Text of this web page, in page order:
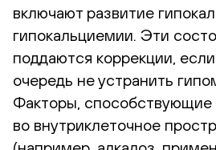
включают развитие
гипокальциемии. Эти
поддаются коррекции,
очередь не устранить
Факторы, способствующие
во внутриклеточное